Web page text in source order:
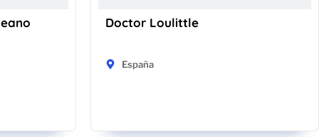
Doctor Loulittle
España